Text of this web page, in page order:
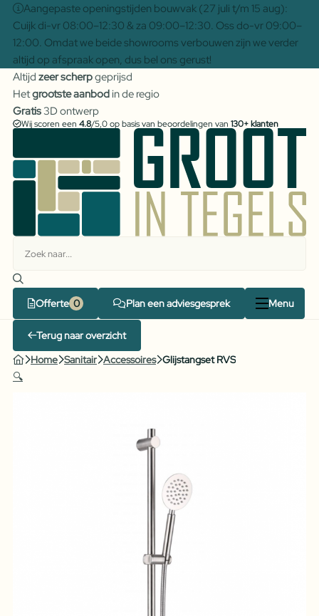
Aangepaste openingstijden bouwvak (27 juli t/m 15 aug):
Cuijk di-vr 08:00–12:30 & za 09:00–12:30. Oss do-vr 09:00–
12:00. Omdat we beide showrooms verbouwen zijn we verder
altijd op afspraak open, dus bel ons gerust!
Altijd zeer scherpgeprijsd
Hetgrootste aanbodin de regio
Gratis3D ontwerp
Wij scoren een 4.8/5,0 op basis van beoordelingen van 130+ klanten
Offerte Plan een adviesgesprek Menu
Terug naar overzicht
Home Sanitair Accessoires Glijstangset RVS
🔍